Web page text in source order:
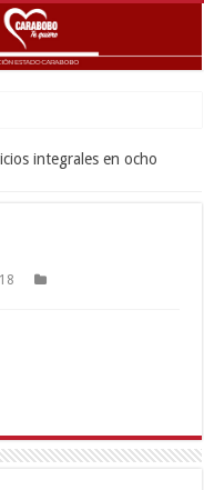
integrales en ocho